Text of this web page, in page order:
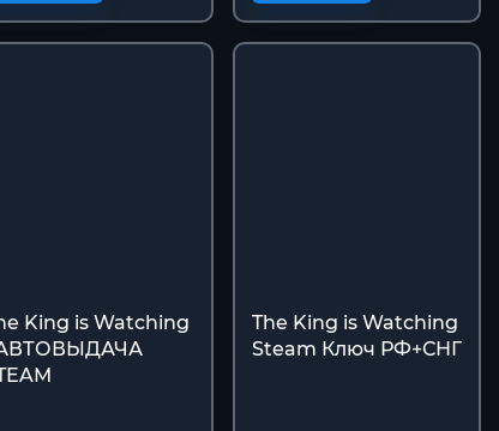
King is Watching
The King is Watching
Steam Ключ РФ+СНГ